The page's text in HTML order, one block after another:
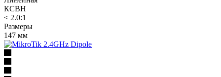
КСВН
≤ 2.0:1
Размеры
147 мм